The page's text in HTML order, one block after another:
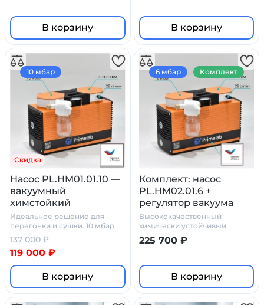
В корзину В корзину
Скидка
Насос PL.HM01.01.10 —
вакуумный
химстойкий
мембранный
Идеальное решение для
перегонки и сушки. 10 мбар,
28 л/мин
137 000 ₽
119 000 ₽
В корзину
10 мбар
Комплект: насос
PL.HM02.01.6 +
регулятор вакуума
стеклянный сосуд
ловушка с
манометром
Высококачественный
химически устойчивый
комплект
225 700 ₽
В корзину
6 мбар Комплект